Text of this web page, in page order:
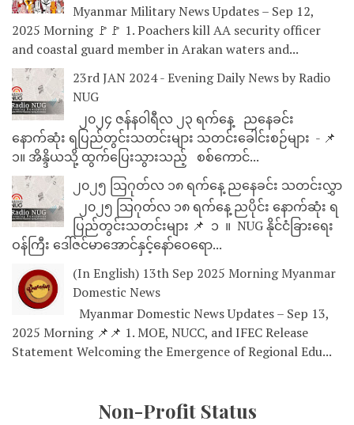
Myanmar Military News Updates – Sep 12,
2025 Morning 🚩🚩 1. Poachers kill AA security officer
and coastal guard member in Arakan waters and...
23rd JAN 2024 - Evening Daily News by Radio
NUG
၂၀၂၄ ဇန်နဝါရီလ ၂၃ ရက်နေ့ ညနေခင်း
နောက်ဆုံး ရပြည်တွင်းသတင်းများ သတင်းခေါင်းစဉ်များ - 📌
၁။ အိန္ဒိယသို့ ထွက်ပြေးသွားသည့် စစ်ကောင်...
၂၀၂၅ သြဂုတ်လ ၁၈ ရက်နေ့ ညနေခင်း သတင်းလွှာ
၂၀၂၅ သြဂုတ်လ ၁၈ ရက်နေ့ ညပိုင်း နောက်ဆုံး ရ
ပြည်တွင်းသတင်းများ 📌 ⁨⁨⁨⁨ ၁ ⁨ ။ ⁨ NUG နိုင်ငံခြားရေး
ဝန်ကြီး ဒေါ်ဇင်မာအောင်နှင့်နော်ဝေရော...
(In English) 13th Sep 2025 Morning Myanmar
Domestic News
Myanmar Domestic News Updates – Sep 13,
2025 Morning 📌📌 1. MOE, NUCC, and IFEC Release
Statement Welcoming the Emergence of Regional Edu...
Non-Profit Status